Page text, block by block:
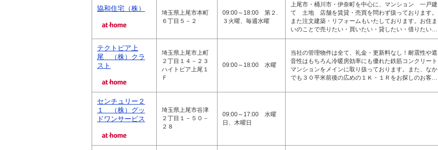
協和住宅（株）
埼玉県上尾市本町
６丁目５－２
09:00～18:00 第２.
３火曜、毎週水曜
上尾市・桶川市・伊奈町を中心に、マンション 一戸建
て 土地 店舗を賃貸・売買を問わず扱っております。
また注文建築・リフォームもいたしております。お住ま
いのことで売りたい・買いたい・貸したい・借りたい…
テクトピア上
尾 （株）クラ
スト
埼玉県上尾市上町
２丁目１４－２３
ハイトピア上尾１
Ｆ
09:00～18:00 水曜
当社の管理物件は全て、礼金・更新料なし！耐震性や遮
音性はもちろん冷暖房効率にも優れた鉄筋コンクリート
マンションをメインに取り扱っております。また、なか
でも３０平米前後の広めの１Ｋ・１Ｒをお探しのお客…
センチュリー２
１ （株）グッ
ドワンサービス
埼玉県上尾市谷津
２丁目１－５０－
２８
09:00～17:00 水曜
日、木曜日